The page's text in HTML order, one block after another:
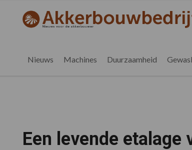
hoofdnavigatie
eerste
voettekst
akkerbouwbedrijf.nl
Nieuws Machines Duurzaamheid
Een levende etalage